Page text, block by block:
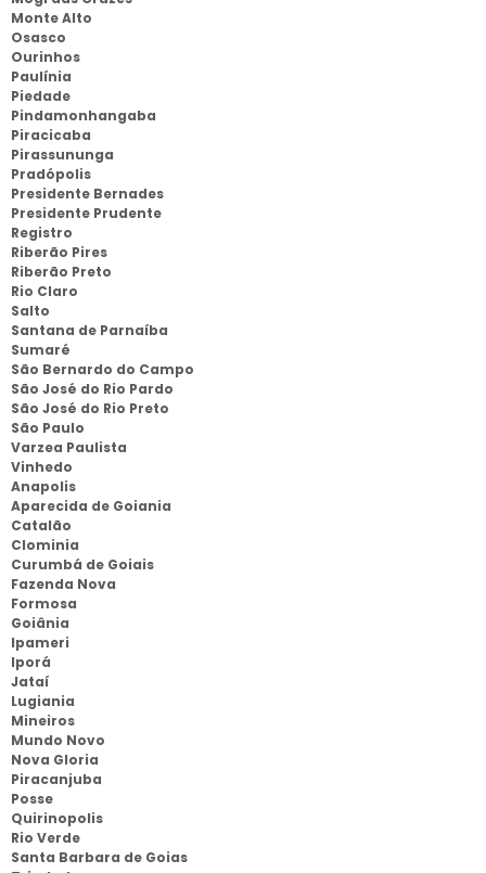
Monte Alto
Osasco
Ourinhos
Paulínia
Piedade
Pindamonhangaba
Piracicaba
Pirassununga
Pradópolis
Presidente Bernades
Presidente Prudente
Registro
Riberão Pires
Riberão Preto
Rio Claro
Salto
Santana de Parnaíba
Sumaré
São Bernardo do Campo
São José do Rio Pardo
São José do Rio Preto
São Paulo
Varzea Paulista
Vinhedo
Anapolis
Aparecida de Goiania
Catalão
Clominia
Curumbá de Goiais
Fazenda Nova
Formosa
Goiânia
Ipameri
Iporá
Jataí
Lugiania
Mineiros
Mundo Novo
Nova Gloria
Piracanjuba
Posse
Quirinopolis
Rio Verde
Santa Barbara de Goias